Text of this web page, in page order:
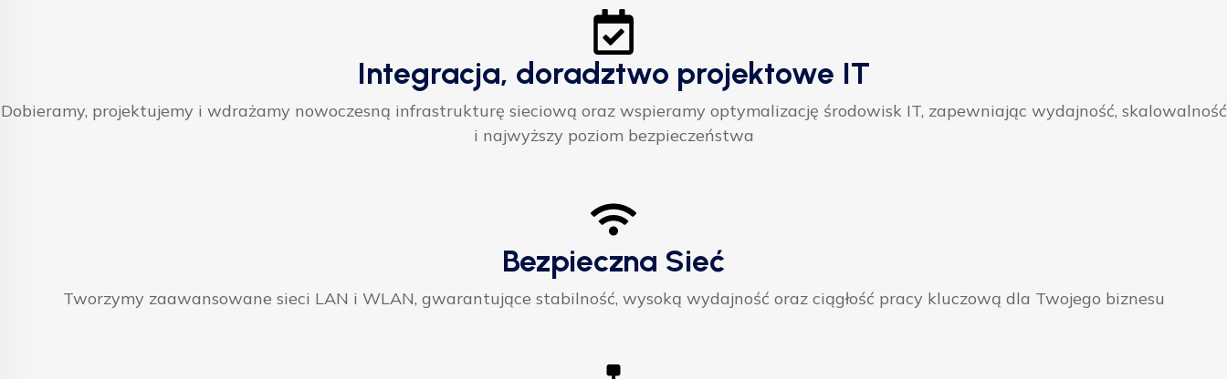
Integracja, doradztwo projektowe IT
Dobieramy, projektujemy i wdrażamy nowoczesną infrastrukturę sieciową oraz wspieramy optymalizację środowisk IT, zapewniając wydajność, skalowalność
i najwyższy poziom bezpieczeństwa
Bezpieczna Sieć
Tworzymy zaawansowane sieci LAN i WLAN, gwarantujące stabilność, wysoką wydajność oraz ciągłość pracy kluczową dla Twojego biznesu